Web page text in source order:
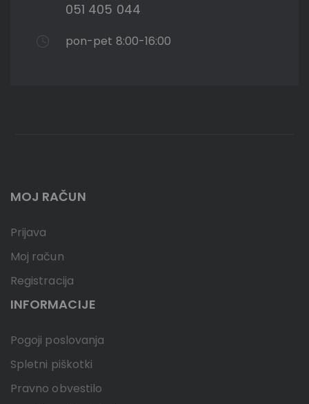
051 405 044
pon-pet 8:00-16:00
MOJ RAČUN
Prijava
Moj račun
Registracija
INFORMACIJE
Pogoji poslovanja
Spletni piškotki
Pravno obvestilo